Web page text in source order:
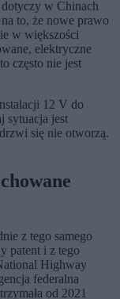
dotyczy w Chinach
to, że nowe prawo
w większości
elektryczne
to często nie jest
12 V do
sytuacja jest
się nie otworzą.
z tego samego
patent i z tego
Highway
federalna
od 2021